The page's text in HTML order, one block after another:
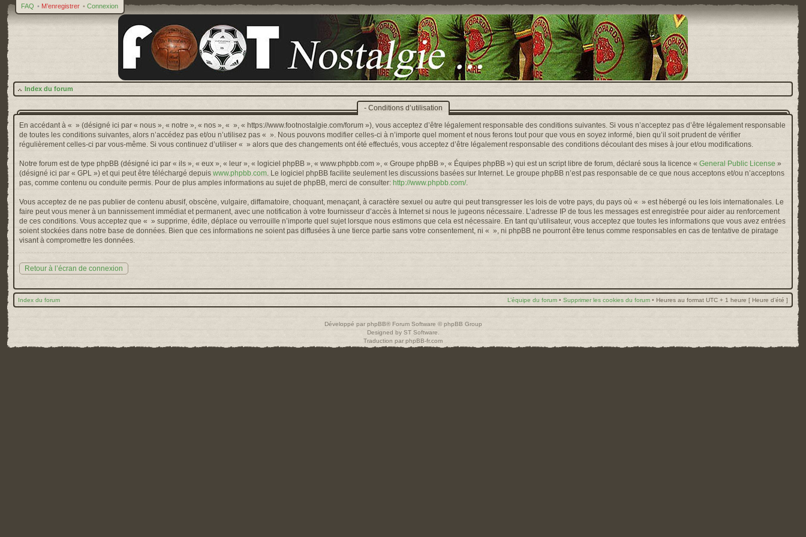
FAQ • M’enregistrer • Connexion
Index du forum
- Conditions d’utilisation
En accédant à « » (désigné ici par « nous », « notre », « nos », « », « https://www.footnostalgie.com/forum »), vous acceptez d’être légalement responsable des conditions suivantes. Si vous n’acceptez pas d’être légalement responsable
de toutes les conditions suivantes, alors n’accédez pas et/ou n’utilisez pas « ». Nous pouvons modifier celles-ci à n’importe quel moment et nous ferons tout pour que vous en soyez informé, bien qu’il soit prudent de vérifier
régulièrement celles-ci par vous-même. Si vous continuez d’utiliser « » alors que des changements ont été effectués, vous acceptez d’être légalement responsable des conditions découlant des mises à jour et/ou modifications.
Notre forum est de type phpBB (désigné ici par « ils », « eux », « leur », « logiciel phpBB », « www.phpbb.com », « Groupe phpBB », « Équipes phpBB ») qui est un script libre de forum, déclaré sous la licence « General Public License »
(désigné ici par « GPL ») et qui peut être téléchargé depuis www.phpbb.com. Le logiciel phpBB facilite seulement les discussions basées sur Internet. Le groupe phpBB n’est pas responsable de ce que nous acceptons et/ou n’acceptons
pas, comme contenu ou conduite permis. Pour de plus amples informations au sujet de phpBB, merci de consulter: http://www.phpbb.com/.
Vous acceptez de ne pas publier de contenu abusif, obscène, vulgaire, diffamatoire, choquant, menaçant, à caractère sexuel ou autre qui peut transgresser les lois de votre pays, du pays où « » est hébergé ou les lois internationales. Le
faire peut vous mener à un bannissement immédiat et permanent, avec une notification à votre fournisseur d’accès à Internet si nous le jugeons nécessaire. L’adresse IP de tous les messages est enregistrée pour aider au renforcement
de ces conditions. Vous acceptez que « » supprime, édite, déplace ou verrouille n’importe quel sujet lorsque nous estimons que cela est nécessaire. En tant qu’utilisateur, vous acceptez que toutes les informations que vous avez entrées
soient stockées dans notre base de données. Bien que ces informations ne soient pas diffusées à une tierce partie sans votre consentement, ni « », ni phpBB ne pourront être tenus comme responsables en cas de tentative de piratage
visant à compromettre les données.
Retour à l’écran de connexion
Index du forum L’équipe du forum • Supprimer les cookies du forum • Heures au format UTC + 1 heure [ Heure d’été ]
Développé par phpBB® Forum Software © phpBB Group
Designed by ST Software
Traduction par phpBB-fr.com